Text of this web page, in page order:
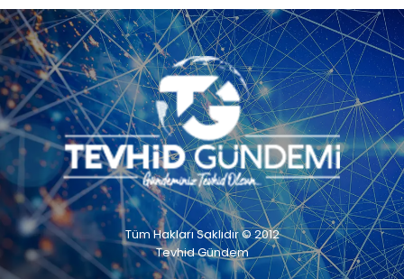
Tüm Hakları Saklıdır © 2012
Tevhid Gündem